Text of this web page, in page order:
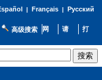
| Français| Русский
高级搜索